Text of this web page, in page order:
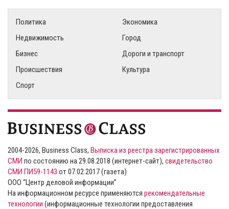
Политика
Экономика
Недвижимость
Город
Бизнес
Дороги и транспорт
Происшествия
Культура
Спорт
2004-2026, Business Class, Выписка из реестра зарегистрированных
СМИ по состоянию на 29.08.2018 (интернет-сайт), свидетельство
СМИ ПИ59-1143 от 07.02.2017 (газета)
ООО “Центр деловой информации”
На информационном ресурсе применяются рекомендательные
технологии (информационные технологии предоставления